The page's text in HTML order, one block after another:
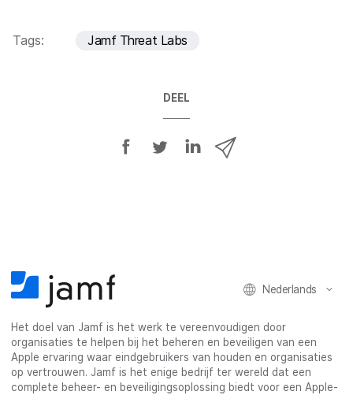
Tags: Jamf Threat Labs
DEEL
D
b
o
o
k
D
t
e
D
e
d
I
n
-
a
i
l
Nederlands
Het doel van Jamf is het werk te vereenvoudigen door
organisaties te helpen bij het beheren en beveiligen van een
Apple ervaring waar eindgebruikers van houden en organisaties
op vertrouwen. Jamf is het enige bedrijf ter wereld dat een
complete beheer- en beveiligingsoplossing biedt voor een Apple-